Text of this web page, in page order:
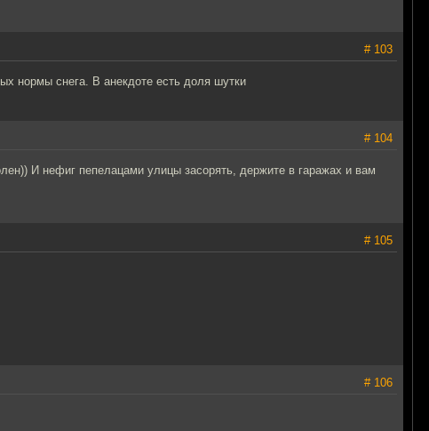
# 103
нормы снега. В анекдоте есть доля шутки
# 104
И нефиг пепелацами улицы засорять, держите в гаражах и вам
# 105
# 106